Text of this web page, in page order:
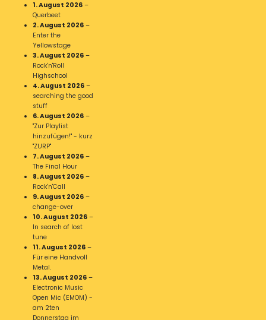
1. August 2026 –
Querbeet
2. August 2026 –
Enter the
Yellowstage
3. August 2026 –
Rock'n'Roll
Highschool
4. August 2026 –
searching the good
stuff
6. August 2026 –
"Zur Playlist
hinzufügen!" - kurz
"ZURP"
7. August 2026 –
The Final Hour
8. August 2026 –
Rock'n'Call
9. August 2026 –
change-over
10. August 2026 –
In search of lost
tune
11. August 2026 –
Für eine Handvoll
Metal.
13. August 2026 –
Electronic Music
Open Mic (EMOM) -
am 2ten
Donnerstag im